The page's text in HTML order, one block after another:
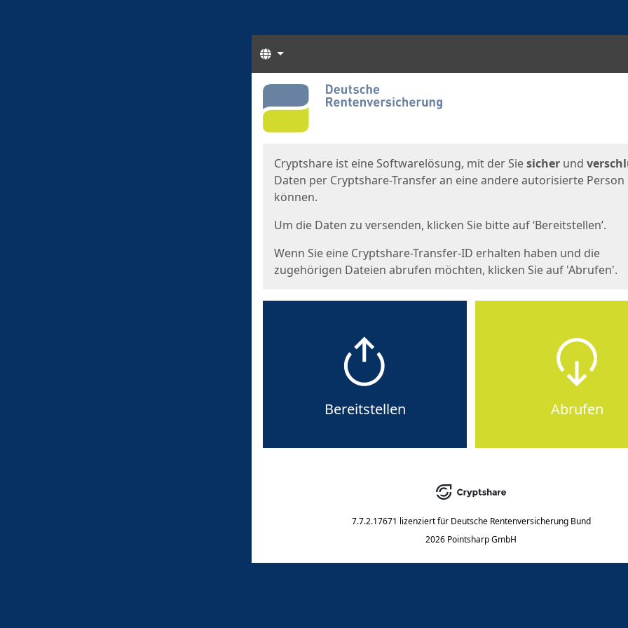
Sprachen
Start
Cryptshare ist eine Softwarelösung, mit der Siesicher und
Daten per Cryptshare-Transfer an eine andere autorisierte Person
können.
Um die Daten zu versenden, klicken Sie bitte auf ‘Bereitstellen’.
Wenn Sie eine Cryptshare-Transfer-ID erhalten haben und die
zugehörigen Dateien abrufen möchten, klicken Sie auf 'Abrufen'.
Bereitstellen Abrufen
7.7.2.17671 lizenziert für Deutsche Rentenversicherung Bund
2026 Pointsharp GmbH